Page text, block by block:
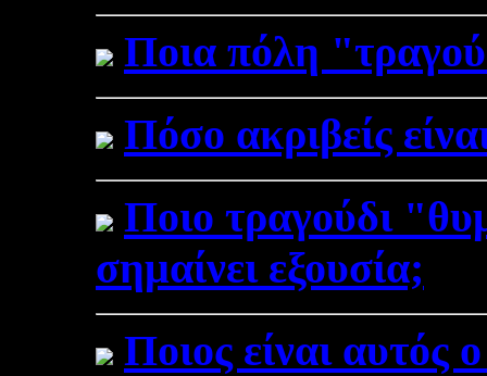
Ποια πόλη
Πόσο ακριβείς
Ποιο τραγούδι
σημαίνει εξουσία;
Ποιος είναι